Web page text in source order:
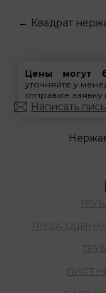
← Квадрат
Цены могут
уточняйте у
отправьте
Написать
ТРУБА
ЛИСТ